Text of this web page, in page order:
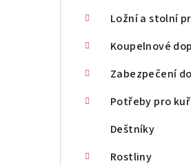
Ložní a stolní
Koupelnové
Zabezpečení
Potřeby pro
Deštníky
Rostliny